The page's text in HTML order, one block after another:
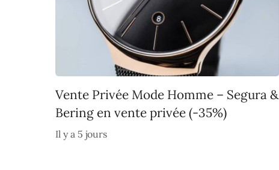
Vente Privée Mode Homme – Segura &
Bering en vente privée (-35%)
Il y a 5 jours